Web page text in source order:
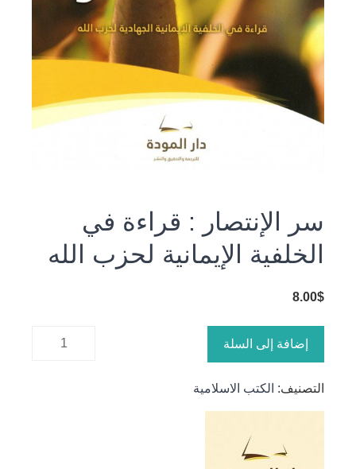
سر الإنتصار : قراءة في
الخلفية الإيمانية لحزب الله
8.00$
كمية سر
إضافة إلى السلة
التصنيف: الكتب الاسلامية